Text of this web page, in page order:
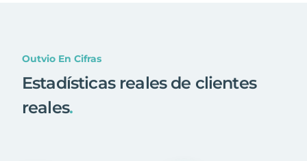
Outvio En Cifras
Estadísticas reales de clientes
reales.